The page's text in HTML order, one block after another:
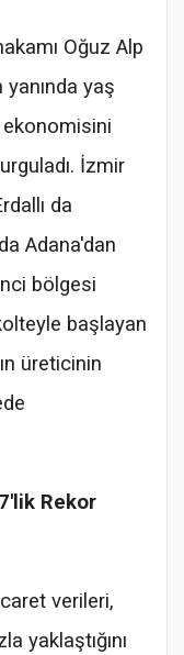
Oğuz Alp
yaş
ekonomisini
İzmir
da
Adana'dan
bölgesi
başlayan
üreticinin
Rekor
verileri,
yaklaştığını